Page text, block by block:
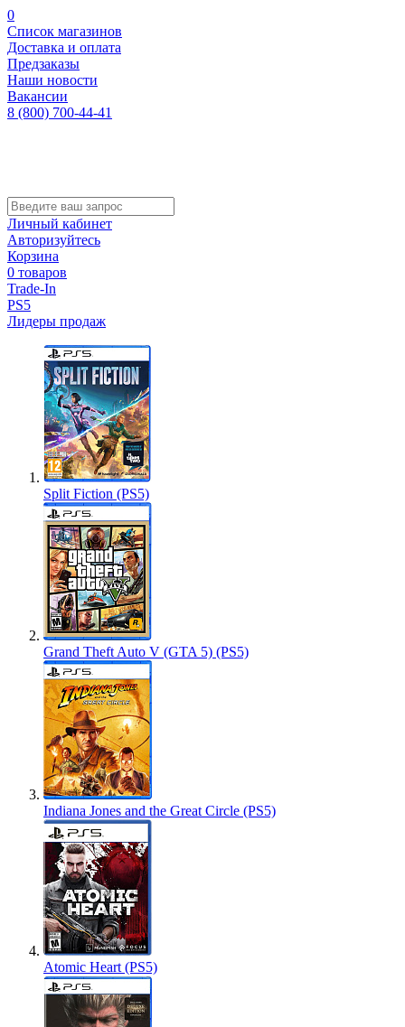
0
Список магазинов
Доставка и оплата
Предзаказы
Наши новости
Вакансии
8 (800) 700-44-41
Личный кабинет
Авторизуйтесь
Корзина
0 товаров
Trade-In
PS5
Лидеры продаж
Split Fiction (PS5)
Grand Theft Auto V (GTA 5) (PS5)
Indiana Jones and the Great Circle (PS5)
Atomic Heart (PS5)